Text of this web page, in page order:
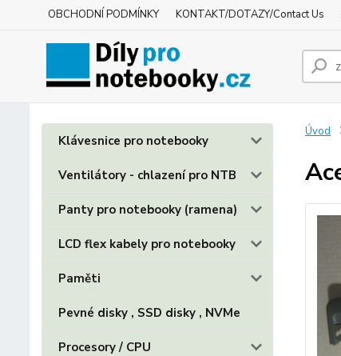
OBCHODNÍ PODMÍNKY KONTAKT/DOTAZY/Contact Us
Klávesnice pro notebooky
Ventilátory - chlazení pro NTB
Panty pro notebooky (ramena)
LCD flex kabely pro notebooky
Paměti
Pevné disky , SSD disky , NVMe
Procesory / CPU
Úvod